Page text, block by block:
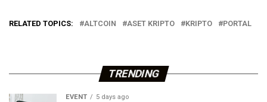
RELATED TOPICS: ALTCOIN ASET KRIPTO KRIPTO PORTAL
TRENDING
EVENT 5 days ago